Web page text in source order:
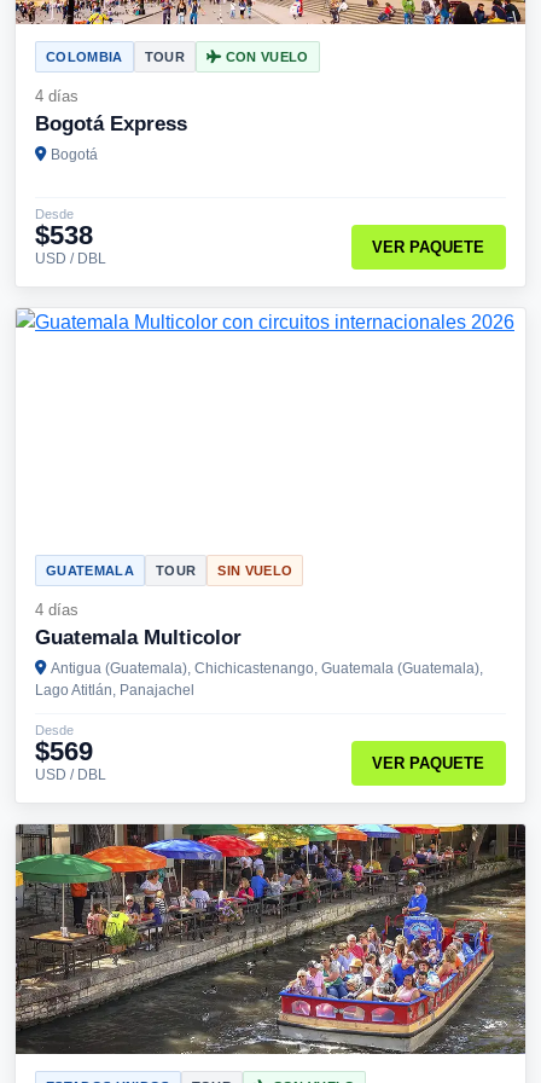
COLOMBIA TOUR CON VUELO
4 días
Bogotá Express
Bogotá
Desde
$538
USD / DBL
VER PAQUETE
GUATEMALA TOUR SIN VUELO
4 días
Guatemala Multicolor
Antigua (Guatemala), Chichicastenango, Guatemala (Guatemala),
Lago Atitlán, Panajachel
Desde
$569
USD / DBL
VER PAQUETE